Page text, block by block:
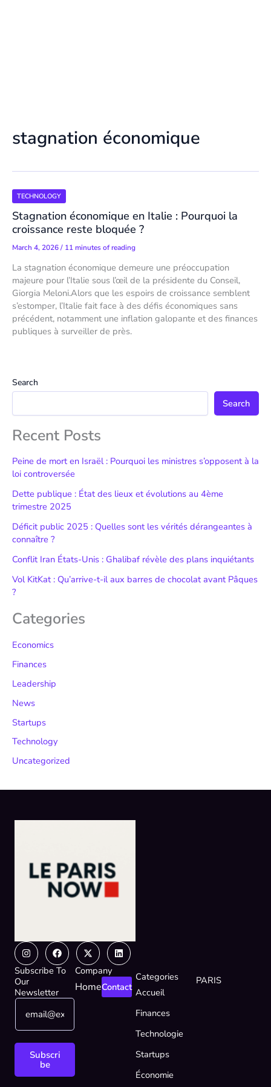
stagnation économique
TECHNOLOGY
Stagnation économique en Italie : Pourquoi la
croissance reste bloquée ?
March 4, 2026/ 11 minutes of reading
La stagnation économique demeure une préoccupation
majeure pour l’Italie sous l’œil de la présidente du Conseil,
Giorgia Meloni.Alors que les espoirs de croissance semblent
s’estomper, l’Italie fait face à des défis économiques sans
précédent, notamment une inflation galopante et des finances
publiques à surveiller de près.
Search
Search
Recent Posts
Peine de mort en Israël : Pourquoi les ministres s’opposent à la
loi controversée
Dette publique : État des lieux et évolutions au 4ème
trimestre 2025
Déficit public 2025 : Quelles sont les vérités dérangeantes à
connaître ?
Conflit Iran États-Unis : Ghalibaf révèle des plans inquiétants
Vol KitKat : Qu’arrive-t-il aux barres de chocolat avant Pâques
?
Categories
Economics
Finances
Leadership
News
Startups
Technology
Uncategorized
InstagramFacebook
X-
twitter
Linkedin
Subscribe To
Our
Newsletter
*
*
E
a
Subscri
be
Company
HomeContact
Categories
Accueil
Finances
Technologie
Startups
Économie
PARIS